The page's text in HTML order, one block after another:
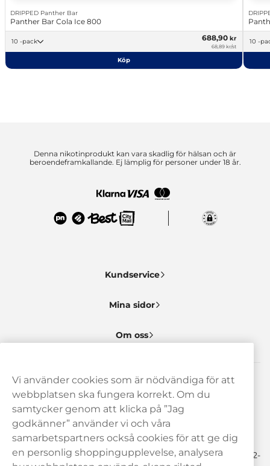
DRIPPED Panther Bar
Panther Bar Cola Ice 800
10 -pack 688,90 kr
68,89 kr/st
Köp
10 -
Denna nikotinprodukt kan vara skadlig för hälsan och är
beroendeframkallande. Ej lämplig för personer under 18 år.
Behöver du hjälp? Kontakta oss gärna!
hej@haypp.com
08 517 910 97
Mån-Tor 8.00-17.00 | Fre 9.00-17.00 | (Lunchstängt må-fre 12-
Kundservice
Mina sidor
Om oss
Vi använder cookies som är nödvändiga för att
webbplatsen ska fungera korrekt. Om du
samtycker genom att klicka på ”Jag
godkänner” använder vi och våra
samarbetspartners också cookies för att ge dig
en personlig shoppingupplevelse, analysera